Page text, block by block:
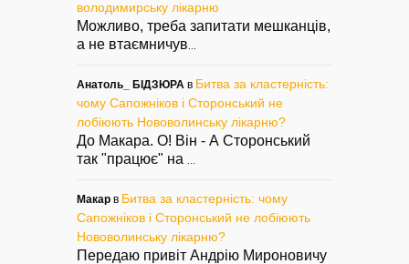
володимирську лікарню
Можливо, треба запитати мешканців,
а не втаємничув
Анатоль_ БІДЗЮРА в Битва за кластерність:
чому Сапожніков і Сторонський не
лобіюють Нововолинську лікарню?
До Макара. О! Він - А Сторонський
так "працює" на
Макар в Битва за кластерність: чому
Сапожніков і Сторонський не лобіюють
Нововолинську лікарню?
Передаю привіт Андрію Мироновичу